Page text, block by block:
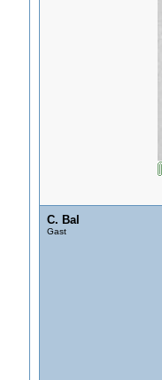
C. Bal
Gast